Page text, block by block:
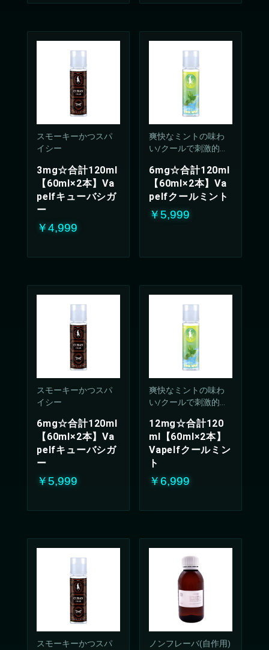
お買い物を続ける カートへ進む
スモーキーかつスパ
イシー
3mg☆合計120ml
【60ml×2本】Va
pelfキューバシガ
ー
￥4,999
爽快なミントの味わ
い/クールで刺激的な
G%)
6mg☆合計120ml
【60ml×2本】Va
pelfクールミント
￥5,999
スモーキーかつスパ
イシー
6mg☆合計120ml
【60ml×2本】Va
pelfキューバシガ
ー
￥5,999
爽快なミントの味わ
い/クールで刺激的な
G%)
12mg☆合計120
ml【60ml×2本】
Vapelfクールミン
ト
￥6,999
スモーキーかつスパ
ノンフレーバ(自作用)